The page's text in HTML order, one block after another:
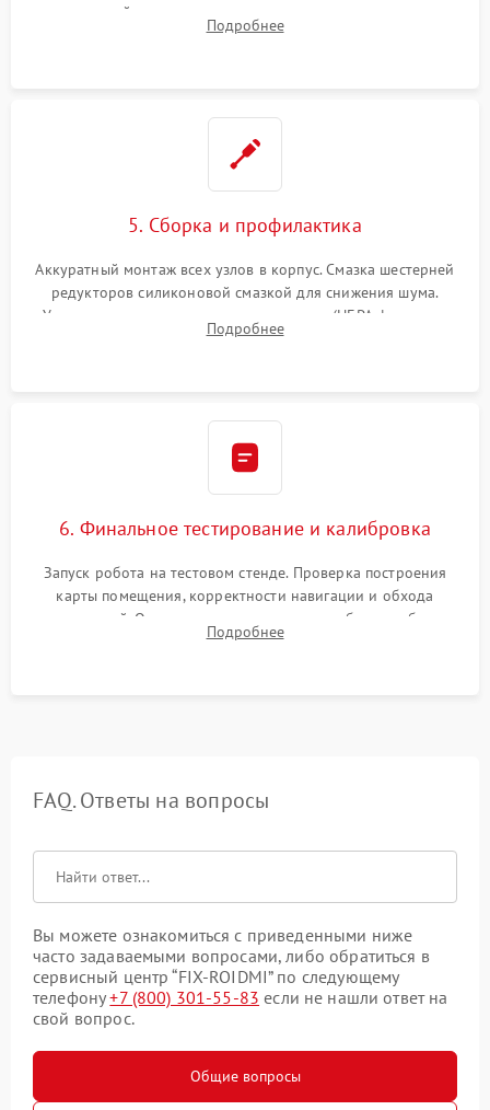
двигателей, изношенного аккумулятора, неисправного
лидара или помпы подачи воды. Восстановление шлейфов и
Подробнее
5. Сборка и профилактика
Аккуратный монтаж всех узлов в корпус. Смазка шестерней
редукторов силиконовой смазкой для снижения шума.
Установка новых расходных материалов (HEPA-фильтров,
микрофибры, щеток). Надежная фиксация разъемов и
Подробнее
6. Финальное тестирование и калибровка
Запуск робота на тестовом стенде. Проверка построения
карты помещения, корректности навигации и обхода
препятствий. Оценка силы всасывания и работы турбины.
Тестирование автоматического возврата на док-станцию и
Подробнее
FAQ. Ответы на вопросы
Вы можете ознакомиться с приведенными ниже
часто задаваемыми вопросами, либо обратиться в
сервисный центр “FIX-ROIDMI” по следующему
телефону+7 (800) 301-55-83 если не нашли ответ на
свой вопрос.
Общие вопросы